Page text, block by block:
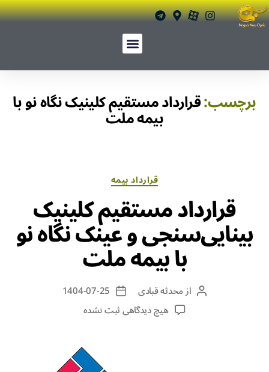
برچسب:قرارداد مستقیم کلینیک نگاه نو با
بیمه ملت
قرارداد بیمه
قرارداد مستقیم کلینیک
بینایی‌سنجی و عینک نگاه نو
با بیمه ملت
ازمحدثه قبادی
1404-07-25
هیچ دیدگاهیثبت نشده